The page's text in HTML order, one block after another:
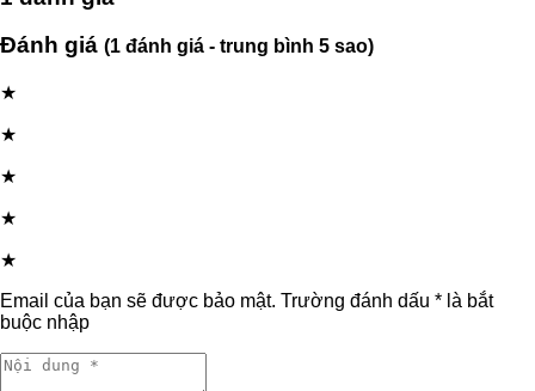
Đánh giá (1 đánh giá - trung bình 5 sao)
★
★
★
★
★
Email của bạn sẽ được bảo mật. Trường đánh dấu * là bắt
buộc nhập